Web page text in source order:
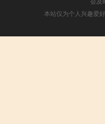
本站仅为个人兴趣爱